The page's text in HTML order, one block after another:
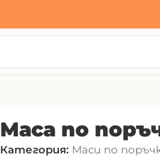
Маса по
Категория: Маси по